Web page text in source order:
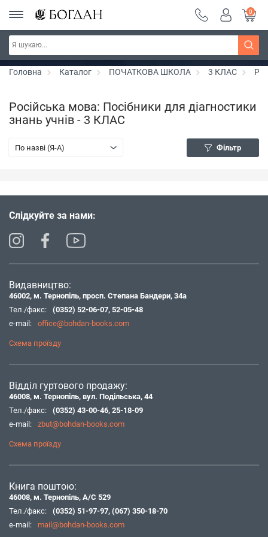
Серія "Чейзіана" ~ знижка 20%
0
Головна Каталог ПОЧАТКОВА ШКОЛА 3 КЛАС
Російська мова: Посібники для діагностики
знань учнів - 3 КЛАС
По назві (Я-А) Фільтр
Слідкуйте за нами:
Видавництво:
46002, м. Тернопіль, просп. Степана Бандери, 34а
Тел./факс:
(0352) 52-06-07, 52-05-48
e-mail:
office@bohdan-books.com
Схема проїзду
Відділ гуртового продажу:
46008, м. Тернопіль, вул. Подільська, 44
Тел./факс:
(0352) 43-00-46, 25-18-09
e-mail:
zbut@bohdan-books.com
Схема проїзду
Книга поштою:
46008, м. Тернопіль, А/С 529
Тел./факс:
(0352) 51-97-97, (067) 350-18-70
e-mail:
mail@bohdan-books.com